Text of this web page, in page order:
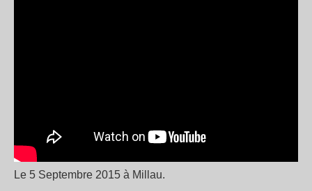
Le 5 Septembre 2015 à Millau.